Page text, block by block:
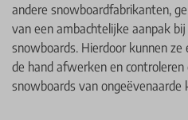
andere snowboardfabrikanten,
van een ambachtelijke aanpak
snowboards. Hierdoor kunnen
de hand afwerken en
snowboards van